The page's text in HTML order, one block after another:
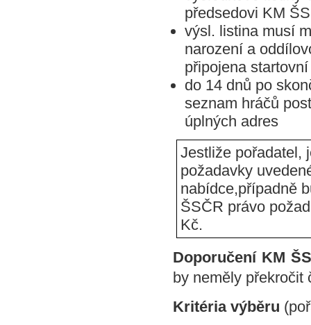
předsedovi KM
výsl. listina musí
narození a
připojena
do 14 dnů po
seznam hráčů
úplných adres
Jestliže pořadatel,
požadavky
nabídce,případně
ŠSČR právo
Kč.
Doporučení KM
by neměly překročit
Kritéria výběru